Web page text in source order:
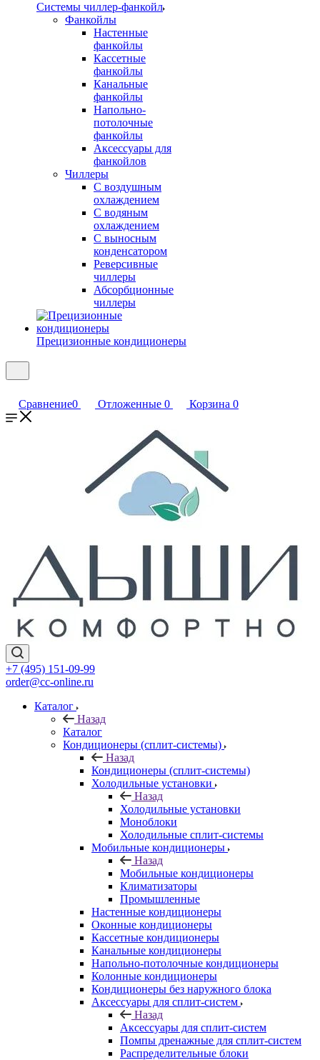
Системы чиллер-фанкойл
Фанкойлы
Настенные
фанкойлы
Кассетные
фанкойлы
Канальные
фанкойлы
Напольно-
потолочные
фанкойлы
Аксессуары для
фанкойлов
Чиллеры
С воздушным
охлаждением
С водяным
охлаждением
С выносным
конденсатором
Реверсивные
чиллеры
Абсорбционные
чиллеры
Прецизионные кондиционеры
Сравнение0 Отложенные 0 Корзина 0
+7 (495) 151-09-99
order@cc-online.ru
Каталог
Назад
Каталог
Кондиционеры (сплит-системы)
Назад
Кондиционеры (сплит-системы)
Холодильные установки
Назад
Холодильные установки
Моноблоки
Холодильные сплит-системы
Мобильные кондиционеры
Назад
Мобильные кондиционеры
Климатизаторы
Промышленные
Настенные кондиционеры
Оконные кондиционеры
Кассетные кондиционеры
Канальные кондиционеры
Напольно-потолочные кондиционеры
Колонные кондиционеры
Кондиционеры без наружного блока
Аксессуары для сплит-систем
Назад
Аксессуары для сплит-систем
Помпы дренажные для сплит-систем
Распределительные блоки